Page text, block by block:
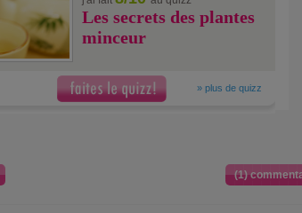
Les secrets des plantes
minceur
» plus de quizz
(1)